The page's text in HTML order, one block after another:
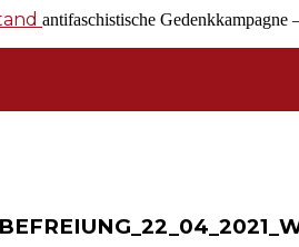
antifaschistische Gedenkkampagne